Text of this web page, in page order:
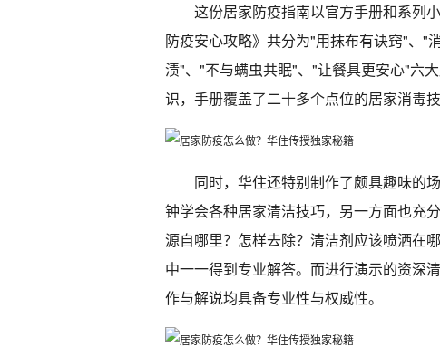
这份居家防疫指南以官方手册和系列
防疫安心攻略》共分为"用抹布有诀窍"、"
渍"、"不与螨虫共眠"、"让餐具更安心"六
识，手册覆盖了二十多个点位的居家消毒
同时，华住还特别制作了颇具趣味的
钟学会各种居家清洁技巧，另一方面也充
源自哪里？怎样去除？清洁剂应该喷洒在
中一一得到专业解答。而进行演示的资深
作与解说均具备专业性与权威性。